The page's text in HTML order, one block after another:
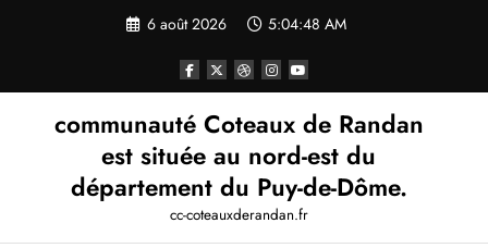
6 août 2026 5:04:49 AM
communauté Coteaux de Randan
est située au nord-est du
département du Puy-de-Dôme.
cc-coteauxderandan.fr